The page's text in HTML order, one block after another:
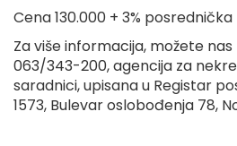
Cena 130.000 + 3%
Za više informacija, možete
063/343-200, agencija za
saradnici, upisana u Registar
1573, Bulevar oslobođenja 78,